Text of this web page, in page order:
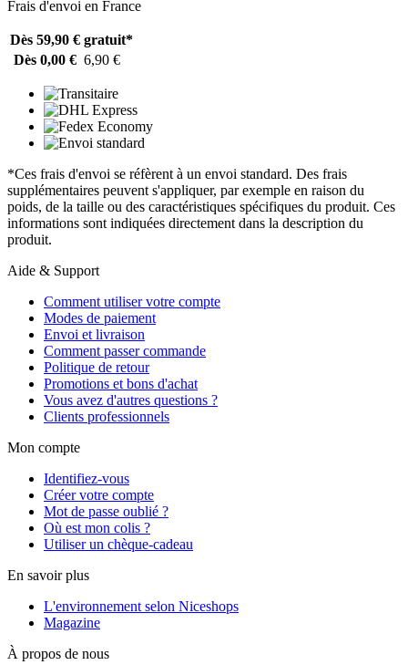
Frais d'envoi en France
Dès 59,90 € gratuit*
Dès 0,00 € 6,90 €
*Ces frais d'envoi se réfèrent à un envoi standard. Des frais
supplémentaires peuvent s'appliquer, par exemple en raison du
poids, de la taille ou des caractéristiques spécifiques du produit. Ces
informations sont indiquées directement dans la description du
produit.
Aide & Support
Comment utiliser votre compte
Modes de paiement
Envoi et livraison
Comment passer commande
Politique de retour
Promotions et bons d'achat
Vous avez d'autres questions ?
Clients professionnels
Mon compte
Identifiez-vous
Créer votre compte
Mot de passe oublié ?
Où est mon colis ?
Utiliser un chèque-cadeau
En savoir plus
L'environnement selon Niceshops
Magazine
À propos de nous